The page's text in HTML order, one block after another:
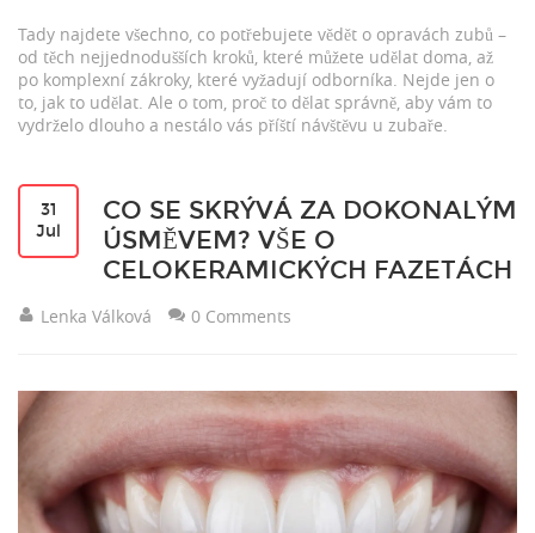
Tady najdete všechno, co potřebujete vědět o opravách zubů –
od těch nejjednodušších kroků, které můžete udělat doma, až
po komplexní zákroky, které vyžadují odborníka. Nejde jen o
to, jak to udělat. Ale o tom, proč to dělat správně, aby vám to
vydrželo dlouho a nestálo vás příští návštěvu u zubaře.
31
Jul
CO SE SKRÝVÁ ZA DOKONALÝM
ÚSMĚVEM? VŠE O
CELOKERAMICKÝCH FAZETÁCH
Lenka Válková 0 Comments